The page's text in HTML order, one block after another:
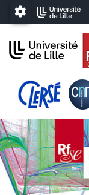
Aller au menu
Aller au contenu
Aller au pied de page
Paramétrage